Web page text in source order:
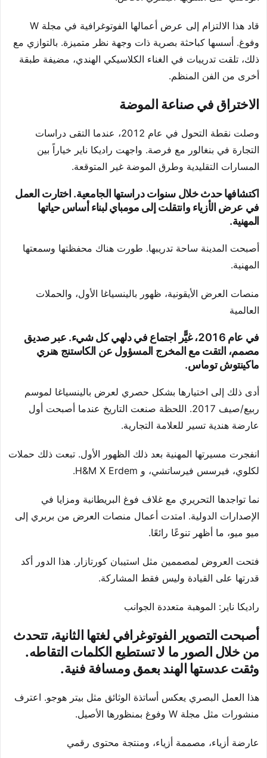
قاد هذا الالتزام إلى عرض أعمالها الفوتوغرافية في مجلة W
وفوغ. أسسها كباحثة بصرية ذات وجهة نظر متميزة. بالتوازي مع
ذلك، تلقت تدريبات في الغناء الكلاسيكي الهندي، مضيفة طبقة
أخرى من الفن المنظم.
الاختراق في صناعة الموضة
وصلت نقطة التحول في عام 2012، عندما التقى دراسات
التجارة في بنغالور مع فرصة. واجهت راديكا ناير خياراً بين
المسارات التقليدية وطرق الموضة غير المتوقعة.
اكتشافها حدث خلال سنوات دراستها الجامعية. اختارت العمل
في عرض الأزياء وانتقلت إلى مومباي لبناء أساس حياتها
المهنية.
أصبحت المدينة ساحة تدريبها. طورت هناك محفظتها وسمعتها
المهنية.
منصات العرض الأيقونية، ظهور بالينسياغا الأول، والحملات
العالمية
في عام 2016، غيًَّر اجتماع في دلهي كل شيء. عبر صديق
مصمم، التقت مع المخرج المسؤول عن الكاستنج هنري
ماكينتوش توماس.
أدى ذلك إلى اختيارها بشكل حصري لعرض بالينسياغا لموسم
ربيع/صيف 2017. اللحظة صنعت التاريخ عندما أصبحت أول
عارضة هندية تسير للعلامة التجارية.
انفجرت مسيرتها المهنية بعد ذلك الظهور الأول. تبعت ذلك حملات
لكلوي، فيرسس فيرساتشي، و H&M X Erdem.
نما تواجدها التحريري مع غلاف فوغ البريطانية ومزايا في
الإصدارات الدولية. امتدت أعمال منصات العرض من بربري إلى
ميو ميو، ما أظهر تنوعًا رائعًا.
فتحت العروض لمصممين مثل استيبان كورتازار. هذا الدور أكد
قدرتها على القيادة وليس فقط المشاركة.
راديكا ناير: الموهبة متعددة الجوانب
أصبحت التصوير الفوتوغرافي لغتها الثانية، تتحدث
من خلال الصور ما لا تستطيع الكلمات التقاطه.
وثقت عدستها الهند بعمق ومسافة فنية.
هذا العمل البصري يعكس أساتذة الوثائق مثل بيتر هوجو. اعترف
منشورات مثل مجلة W وفوغ بمنظورها الأصيل.
عارضة أزياء، مصممة أزياء، ومنتجة محتوى رقمي